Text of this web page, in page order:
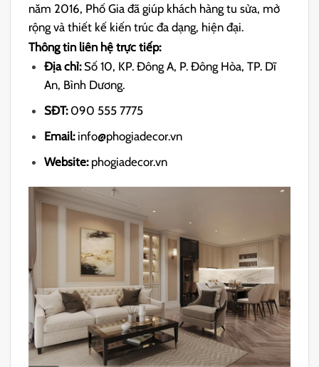
năm 2016, Phố Gia đã giúp khách hàng tu sửa, mở
rộng và thiết kế kiến trúc đa dạng, hiện đại.
Thông tin liên hệ trực tiếp:
Địa chỉ: Số 10, KP. Đông A, P. Đông Hòa, TP. Dĩ
An, Bình Dương.
SĐT: 090 555 7775
Email: info@phogiadecor.vn
Website: phogiadecor.vn